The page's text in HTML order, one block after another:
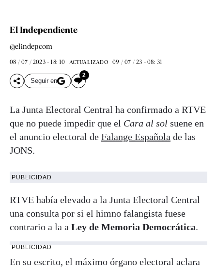
El Independiente
@elindepcom
08 / 07 / 2023 - 18: 10 ACTUALIZADO 09 / 07 / 23 - 08: 31
Seguir en
2
La Junta Electoral Central ha confirmado a RTVE
que no puede impedir que el Cara al sol suene en
el anuncio electoral de Falange Española de las
JONS.
PUBLICIDAD
RTVE había elevado a la Junta Electoral Central
una consulta por si el himno falangista fuese
contrario a la a Ley de Memoria Democrática.
PUBLICIDAD
En su escrito, el máximo órgano electoral aclara